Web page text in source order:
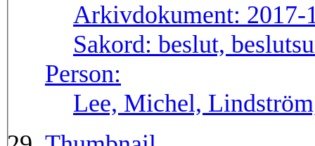
Arkivdokument: 2017-
Sakord: beslut,
Person:
Lee, Michel,